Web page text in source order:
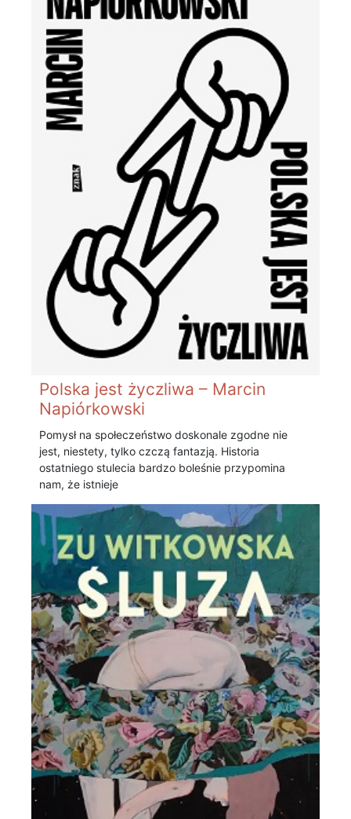
Polska jest życzliwa – Marcin
Napiórkowski
Pomysł na społeczeństwo doskonale zgodne nie
jest, niestety, tylko czczą fantazją. Historia
ostatniego stulecia bardzo boleśnie przypomina
nam, że istnieje